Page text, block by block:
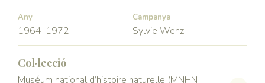
Any
1964-1972
Campanya
Sylvie Wenz
Col·lecció
Muséum national d’histoire naturelle (MNHN